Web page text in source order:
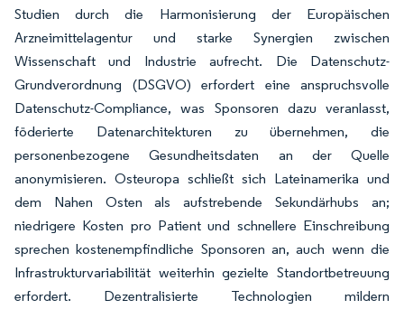
Studien durch die Harmonisierung der Europäischen
Arzneimittelagentur und starke Synergien zwischen
Wissenschaft und Industrie aufrecht. Die Datenschutz-
Grundverordnung (DSGVO) erfordert eine anspruchsvolle
Datenschutz-Compliance, was Sponsoren dazu veranlasst,
föderierte Datenarchitekturen zu übernehmen, die
personenbezogene Gesundheitsdaten an der Quelle
anonymisieren. Osteuropa schließt sich Lateinamerika und
dem Nahen Osten als aufstrebende Sekundärhubs an;
niedrigere Kosten pro Patient und schnellere Einschreibung
sprechen kostenempfindliche Sponsoren an, auch wenn die
Infrastrukturvariabilität weiterhin gezielte Standortbetreuung
erfordert. Dezentralisierte Technologien mildern